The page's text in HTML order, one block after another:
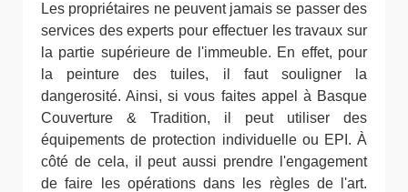
Les propriétaires ne peuvent jamais se passer des
services des experts pour effectuer les travaux sur
la partie supérieure de l'immeuble. En effet, pour
la peinture des tuiles, il faut souligner la
dangerosité. Ainsi, si vous faites appel à Basque
Couverture & Tradition, il peut utiliser des
équipements de protection individuelle ou EPI. À
côté de cela, il peut aussi prendre l'engagement
de faire les opérations dans les règles de l'art.